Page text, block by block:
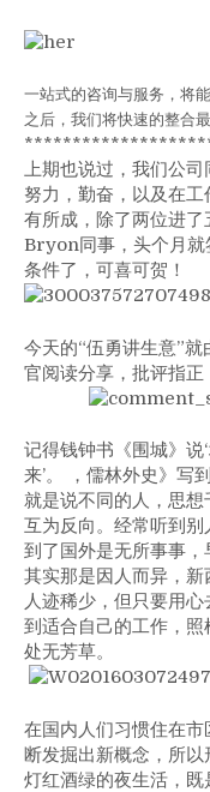
一站式的咨询与服务，将
之后，我们将快速的整合
上期也说过，我们公
努力，勤奋，以及在
有所成，除了两位进
Bryon同事，头个月就
条件了，可喜可贺！
今天的“伍勇讲生意”
官阅读分享，批评指正
记得钱钟书《围城》说
来’。 ，儒林外史》写
就是说不同的人，思
互为反向。经常听到别
到了国外是无所事事，
其实那是因人而异，
人迹稀少，但只要用
到适合自己的工作，
处无芳草。
在国内人们习惯住在
断发掘出新概念，所
灯红酒绿的夜生活，